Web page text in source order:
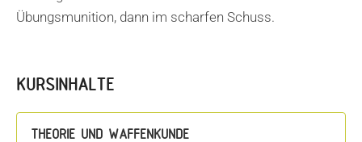
Übungsmunition, dann im scharfen Schuss.
KURSINHALTE
THEORIE UND WAFFENKUNDE